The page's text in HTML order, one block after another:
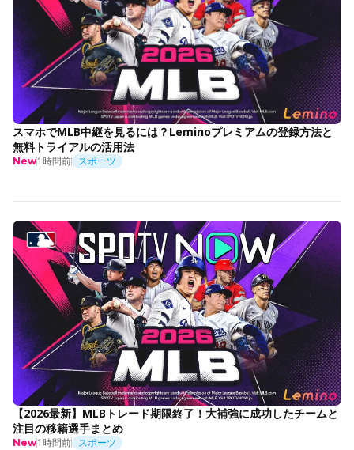
スマホでMLB中継を見るには？Leminoプレミアムの登録方法と
無料トライアルの活用法
New1時間前 スポーツ
【2026最新】MLBトレード期限終了！大補強に成功したチームと
注目の移籍選手まとめ
New1時間前 スポーツ